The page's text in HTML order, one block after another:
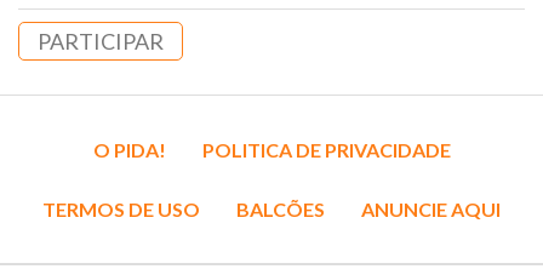
PARTICIPAR
O PIDA! POLITICA DE PRIVACIDADE
TERMOS DE USO BALCÕES ANUNCIE AQUI